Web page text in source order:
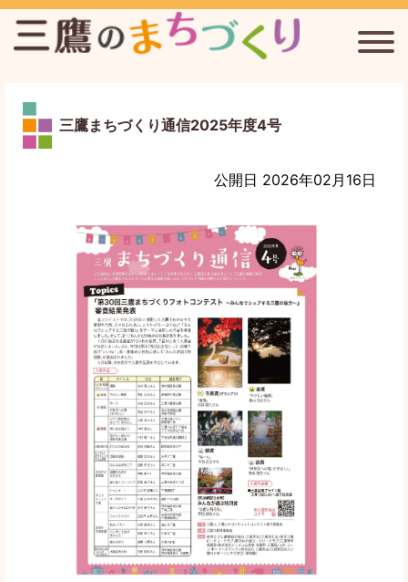
三鷹台駅周辺のまちづくりを考える会
三鷹のまちづくりについて
三鷹まちづくり通信2025年度4号
公開日 2026年02月16日